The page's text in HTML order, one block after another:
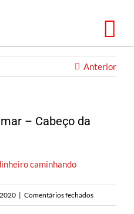
Anterior
– Cabeço da
| Comentários fechadosem
Caminhando